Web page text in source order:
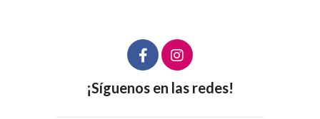
¡Síguenos en las redes!